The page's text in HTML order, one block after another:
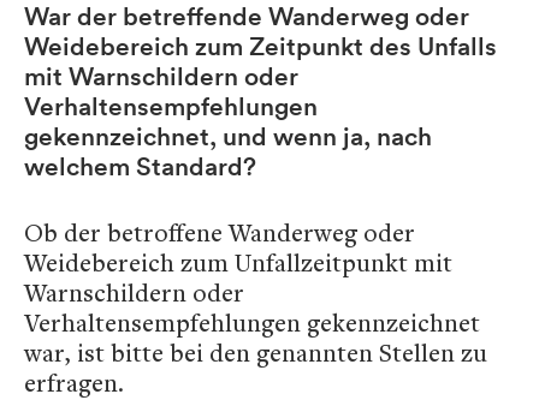
War der betreffende Wanderweg oder
Weidebereich zum Zeitpunkt des Unfalls
mit Warnschildern oder
Verhaltensempfehlungen
gekennzeichnet, und wenn ja, nach
welchem Standard?
Ob der betroffene Wanderweg oder
Weidebereich zum Unfallzeitpunkt mit
Warnschildern oder
Verhaltensempfehlungen gekennzeichnet
war, ist bitte bei den genannten Stellen zu
erfragen.